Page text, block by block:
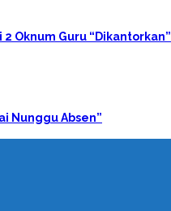
Oknum Guru “Dikantorkan”
Nunggu Absen”